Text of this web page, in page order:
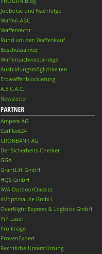
Jobbörse und Nachfolge
Waffen-ABC
Waffenrecht
Rund um den Waffenkauf
Beschussämter
Waffensachverständige
Ausbildungsmöglichkeiten
Erbwaffenblockierung
A.E.C.A.C.
Newsletter
PARTNER
Ampere AG
CarFleet24
CRONBANK AG
Der Sicherheits-Checker
GGA
GrantLift GmbH
HQS GmbH
IWA OutdoorClassics
KVoptimal.de GmbH
OverNight Express & Logistics GmbH
PiP Laser
Pro Image
ProvenExpert
Rechtliche Unterstützung